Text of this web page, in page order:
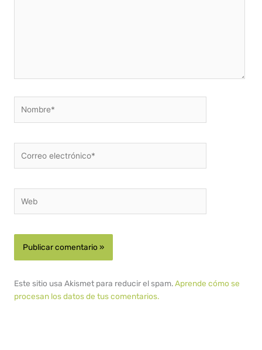
electrónico*
Este sitio usa Akismet para reducir el spam.Aprende cómo se
procesan los datos de tus comentarios.